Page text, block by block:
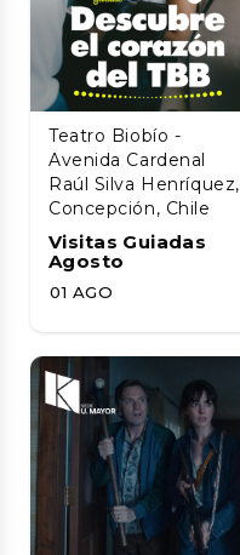
Teatro Biobío -
Avenida Cardenal
Raúl Silva Henríquez,
Concepción, Chile
Visitas Guiadas
Agosto
01 AGO